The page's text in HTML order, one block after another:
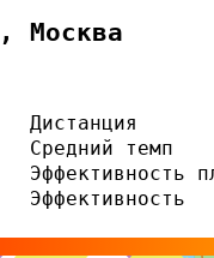
Москва
Дистанция
Средний темп
Эффективность
Эффективность